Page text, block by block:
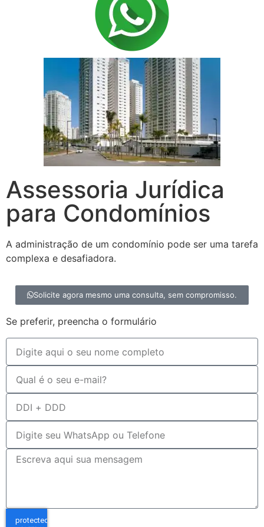
Assessoria Jurídica
para Condomínios
A administração de um condomínio pode ser uma tarefa
complexa e desafiadora.
Solicite agora mesmo uma consulta, sem compromisso.
Se preferir, preencha o formulário